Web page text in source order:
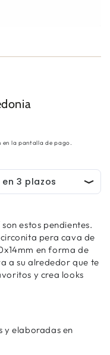
en la pantalla de pago.
estos pendientes.
pera cava de
en forma de
a su alrededor que te
y crea looks
y elaboradas en